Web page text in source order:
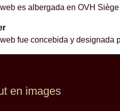
es albergada en OVH
fue concebida y designada
en images